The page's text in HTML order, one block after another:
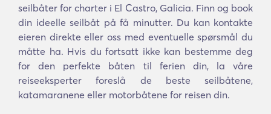
seilbåter for charter i El Castro, Galicia. Finn og book
din ideelle seilbåt på få minutter. Du kan kontakte
eieren direkte eller oss med eventuelle spørsmål du
måtte ha. Hvis du fortsatt ikke kan bestemme deg
for den perfekte båten til ferien din, la våre
reiseeksperter foreslå de beste seilbåtene,
katamaranene eller motorbåtene for reisen din.